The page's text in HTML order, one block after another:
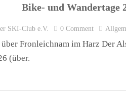
Bike- und Wandertage
SKI-Club e.V. 0 Comment
Fronleichnam im Harz Der
(über.